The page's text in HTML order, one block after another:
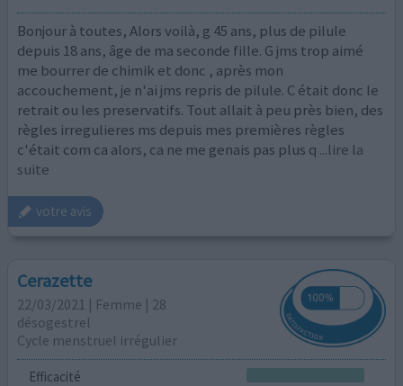
Bonjour à toutes, Alors voilà, g 45 ans, plus de pilule
depuis 18 ans, âge de ma seconde fille. G jms trop aimé
me bourrer de chimik et donc , après mon
accouchement, je n'ai jms repris de pilule. C était donc le
retrait ou les preservatifs. Tout allait à peu près bien, des
règles irregulieres ms depuis mes premières règles
c'était com ca alors, ca ne me genais pas plus q ...lire la
suite
votre avis
Cerazette
22/03/2021 | Femme | 28
désogestrel
Cycle menstruel irrégulier
Efficacité